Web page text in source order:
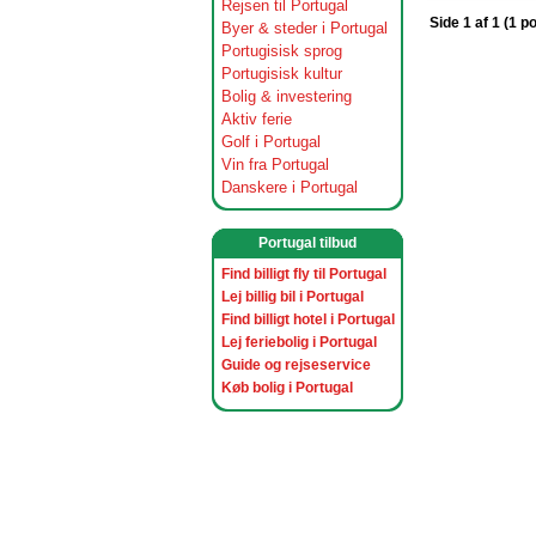
Rejsen til Portugal
Byer & steder i Portugal
Portugisisk sprog
Portugisisk kultur
Bolig & investering
Aktiv ferie
Golf i Portugal
Vin fra Portugal
Danskere i Portugal
Portugal tilbud
Find billigt fly til Portugal
Lej billig bil i Portugal
Find billigt hotel i Portugal
Lej feriebolig i Portugal
Guide og rejseservice
Køb bolig i Portugal
Side 1 af 1 (1